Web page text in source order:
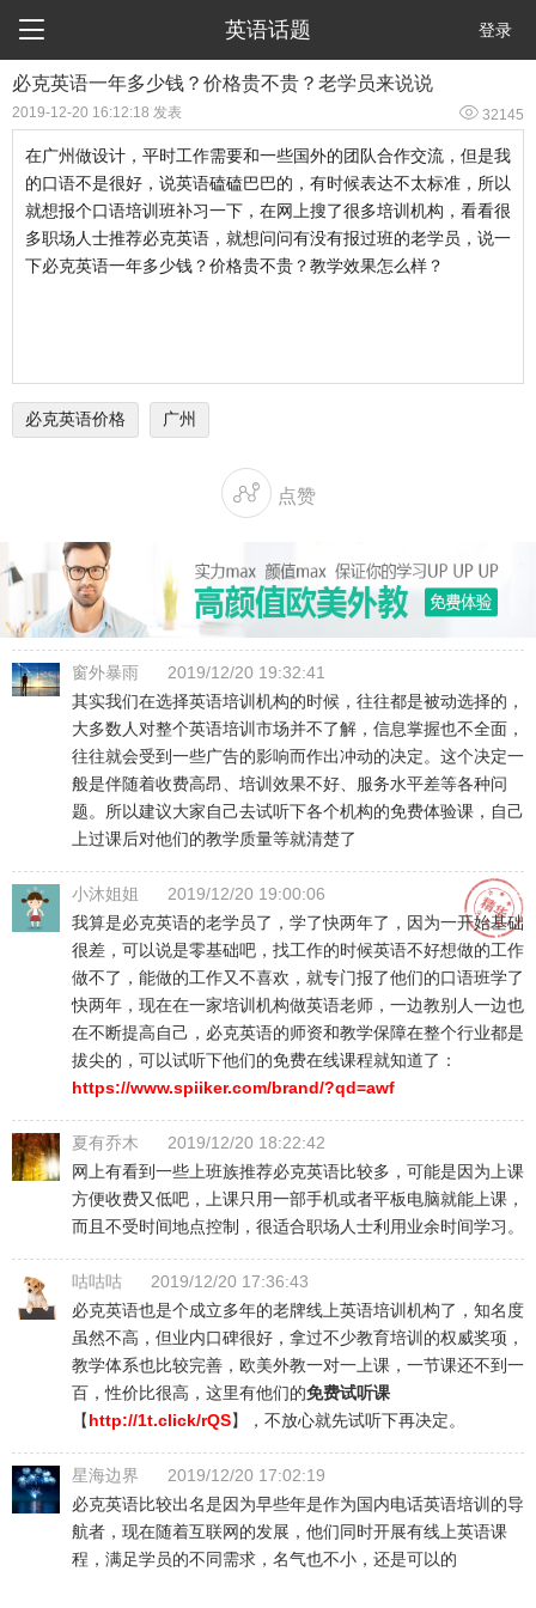
 英语话题 登录
必克英语一年多少钱？价格贵不贵？老学员来说说
2019-12-20 16:12:18 发表  32145
在广州做设计，平时工作需要和一些国外的团队合作交流，但是我
的口语不是很好，说英语磕磕巴巴的，有时候表达不太标准，所以
就想报个口语培训班补习一下，在网上搜了很多培训机构，看看很
多职场人士推荐必克英语，就想问问有没有报过班的老学员，说一
下必克英语一年多少钱？价格贵不贵？教学效果怎么样？
必克英语价格 广州
 点赞
窗外暴雨
2019/12/20 19:32:41
其实我们在选择英语培训机构的时候，往往都是被动选择的，
大多数人对整个英语培训市场并不了解，信息掌握也不全面，
往往就会受到一些广告的影响而作出冲动的决定。这个决定一
般是伴随着收费高昂、培训效果不好、服务水平差等各种问
题。所以建议大家自己去试听下各个机构的免费体验课，自己
上过课后对他们的教学质量等就清楚了
小沐姐姐
2019/12/20 19:00:06
我算是必克英语的老学员了，学了快两年了，因为一开始基础
很差，可以说是零基础吧，找工作的时候英语不好想做的工作
做不了，能做的工作又不喜欢，就专门报了他们的口语班学了
快两年，现在在一家培训机构做英语老师，一边教别人一边也
在不断提高自己，必克英语的师资和教学保障在整个行业都是
拔尖的，可以试听下他们的免费在线课程就知道了：
https://www.spiiker.com/brand/?qd=awf
夏有乔木
2019/12/20 18:22:42
网上有看到一些上班族推荐必克英语比较多，可能是因为上课
方便收费又低吧，上课只用一部手机或者平板电脑就能上课，
而且不受时间地点控制，很适合职场人士利用业余时间学习。
咕咕咕
2019/12/20 17:36:43
必克英语也是个成立多年的老牌线上英语培训机构了，知名度
虽然不高，但业内口碑很好，拿过不少教育培训的权威奖项，
教学体系也比较完善，欧美外教一对一上课，一节课还不到一
百，性价比很高，这里有他们的免费试听课
【http://1t.click/rQS】，不放心就先试听下再决定。
星海边界
2019/12/20 17:02:19
必克英语比较出名是因为早些年是作为国内电话英语培训的导
航者，现在随着互联网的发展，他们同时开展有线上英语课
程，满足学员的不同需求，名气也不小，还是可以的